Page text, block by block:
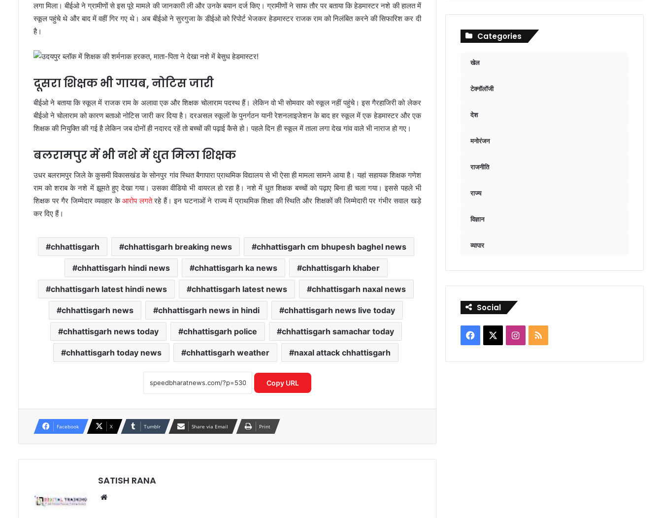
लगा मिला। बीईओ ने ग्रामीणों से इस पूरे मामले की जानकारी ली और उनके बयान दर्ज किए। ग्रामीणों ने साफ तौर पर बताया कि हेडमास्टर नशे की हालत में
स्कूल पहुंचे थे और बाद में वहीं गिर गए थे। अब बीईओ ने सुरगुजा के डीईओ को रिपोर्ट भेजकर हेडमास्टर राजक राम को निलंबित करने की सिफारिश कर दी
है।
दूसरा शिक्षक भी गायब, नोटिस जारी
बीईओ ने बताया कि स्कूल में राजक राम के अलावा एक और शिक्षक चोलाराम पदस्थ हैं। लेकिन वो भी सोमवार को स्कूल नहीं पहुंचे। इस गैरहाजिरी को लेकर
बीईओ ने चोलाराम को कारण बताओ नोटिस जारी कर दिया है। दरअसल स्कूलों के पुनर्गठन यानी रेशनलाइजेशन के बाद हर स्कूल में एक हेडमास्टर और एक
शिक्षक की नियुक्ति की गई है लेकिन जब दोनों ही नदारद रहें तो बच्चों की पढ़ाई कैसे हो। पहले दिन ही स्कूल में ताला लगा देख गांव वाले भी नाराज हो गए।
बलरामपुर में भी नशे में धुत मिला शिक्षक
उधर बलरामपुर जिले के कुसमी विकासखंड के सोनपुर गांव स्थित बैगापारा प्राथमिक विद्यालय से भी ऐसा ही मामला सामने आया है। यहां सहायक शिक्षक गणेश
राम को शराब के नशे में झूमते हुए देखा गया। उसका वीडियो भी वायरल हो रहा है। नशे में धुत शिक्षक बच्चों को पढ़ाए बिना ही चला गया। इससे पहले भी
शिक्षक पर गैर जिम्मेदार व्यवहार केआरोप लगतेरहे हैं। इन घटनाओं ने राज्य में प्राथमिक शिक्षा की स्थिति और शिक्षकों की जिम्मेदारी पर गंभीर सवाल खड़े
कर दिए हैं।
chhattisgarh chhattisgarh breaking news chhattisgarh cm bhupesh baghel news
chhattisgarh hindi news chhattisgarh ka news chhattisgarh khaber
chhattisgarh latest hindi news chhattisgarh latest news chhattisgarh naxal news
chhattisgarh news chhattisgarh news in hindi chhattisgarh news live today
chhattisgarh news today chhattisgarh police chhattisgarh samachar today
chhattisgarh today news chhattisgarh weather naxal attack chhattisgarh
Copy URL
Facebook X Tumblr Share via Email Print
SATISH RANA
जींद से देश की पहली हाइड्रोजन ट्रेन को हरी झंडी
दिखाएंगे पीएम मोदी, तैयारियां तेज
भारत-पाक बैकडोर बातचीत पर विदेश मंत्रालय
की अंतिम तारीख 30 जून, लाखों रिकॉर्ड अभी भी
Categories
खेल
टेक्नॉलॉजी
देश
मनोरंजन
राजनीति
राज्य
विज्ञान
व्यापार
Social
Facebook Instagram
RSS